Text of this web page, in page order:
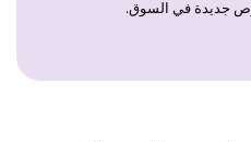
جديدة في السوق.